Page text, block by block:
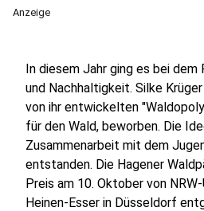
Anzeige
In diesem Jahr ging es bei dem
und Nachhaltigkeit. Silke
von ihr entwickelten
für den Wald, beworben. Die
Zusammenarbeit mit dem
entstanden. Die Hagener
Preis am 10. Oktober von
Heinen-Esser in Düsseldorf